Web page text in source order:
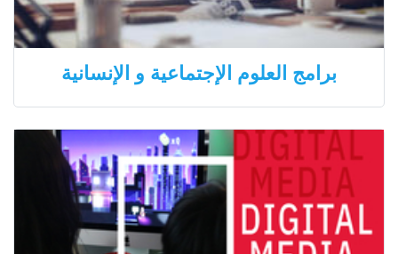
برامج العلوم الإجتماعية و الإنسانية